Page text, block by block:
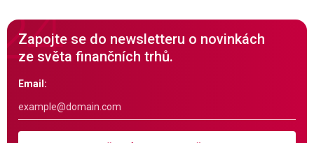
Zapojte se do newsletteru o novinkách
ze světa finančních trhů.
Email: